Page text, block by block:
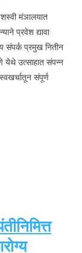
मंञालयात
प्रवेश द्यावा
संपर्क प्रमुख नितीन
येथे उत्साहात संपन्न
संपूर्ण